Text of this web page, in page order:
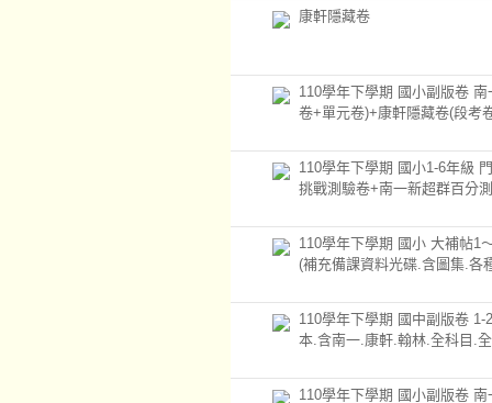
康軒隱藏卷
110學年下學期 國小副版卷
卷+單元卷)+康軒隱藏卷(段考
110學年下學期 國小1-6年級
挑戰測驗卷+南一新超群百分
110學年下學期 國小 大補帖1
(補充備課資料光碟.含圖集.各
110學年下學期 國中副版卷 1-
本.含南一.康軒.翰林.全科目.
110學年下學期 國小副版卷